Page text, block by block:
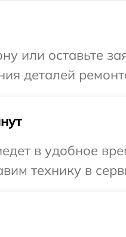
или оставьте
деталей
в удобное
технику в